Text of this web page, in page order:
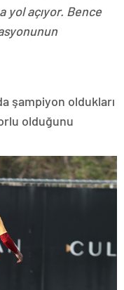
yol açıyor. Bence
şampiyon oldukları
olduğunu